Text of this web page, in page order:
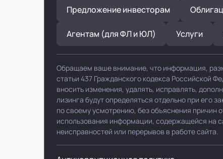
Предложение инвесторам
Агентам (для ФЛ и ЮЛ) Услуги
Обращаем ваше внимание, что информация,
статьи 437 Гражданского кодекса Российской
вносить изменения, удалять, исправлять,
лизинга будут определяться отдельно при его
по своему усмотрению, без объяснения причин
использования информации, содержащейся на
неисправностей или перерывов в работе сайта.